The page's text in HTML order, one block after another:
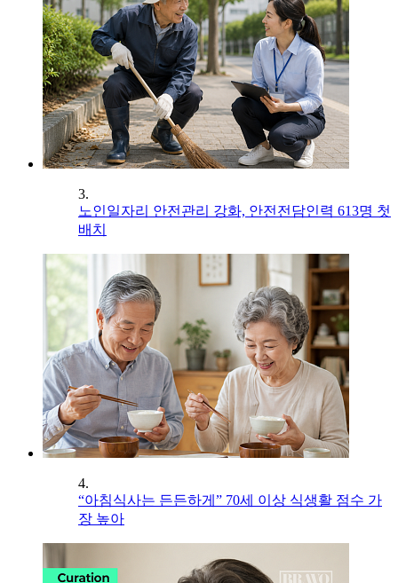
3.
노인일자리 안전관리 강화, 안전전담인력 613명 첫
배치
4.
“아침식사는 든든하게” 70세 이상 식생활 점수 가
장 높아